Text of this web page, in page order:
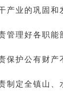
产业的巩固和
管理好各职能
保护公有财产
制定全镇山、